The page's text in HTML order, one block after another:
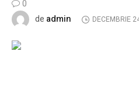
0
de admin DECEMBRIE